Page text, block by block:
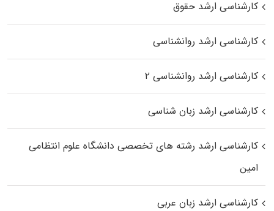
کارشناسی ارشد حقوق
کارشناسی ارشد روانشناسی
کارشناسی ارشد روانشناسی ۲
کارشناسی ارشد زبان شناسی
کارشناسی ارشد رﺷﺘﻪ ﻫﺎی تخصصی داﻧﺸﮕﺎه ﻋﻠﻮم انتظامی
اﻣﻴﻦ
کارشناسی ارشد زبان عربی